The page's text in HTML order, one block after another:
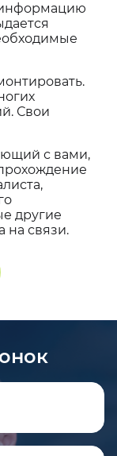
Свои
с вами,
другие
на связи.